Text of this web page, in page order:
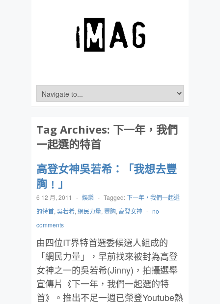
Tag Archives: 下一年，我們
一起選的特首
高登女神吳若希：「我想去豐
胸﹗」
6 12 月, 2011 - 娛樂 - Tagged:下一年，我們一起選
的特首, 吳若希, 網民力量, 豐胸, 高登女神 - no
comments
由四位IT界特首選委候選人組成的
「網民力量」，早前找來被封為高登
女神之一的吳若希(Jinny)，拍攝選舉
宣傳片《下一年，我們一起選的特
首》。推出不足一週已榮登Youtube熱